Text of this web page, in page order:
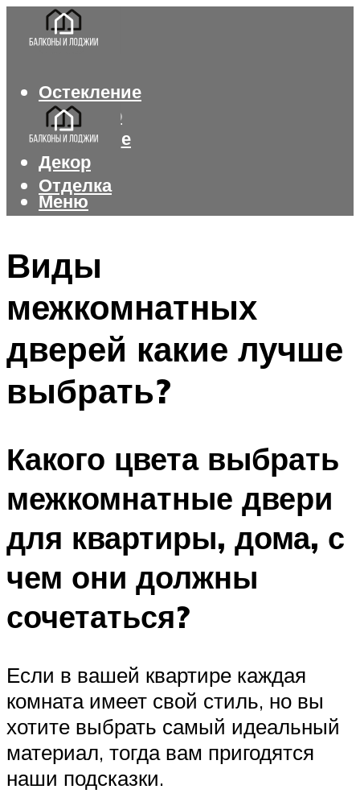
Остекление
Интерьер
Утепление
Декор
Отделка
Меню
Виды
межкомнатных
дверей какие лучше
выбрать?
Какого цвета выбрать
межкомнатные двери
для квартиры, дома, с
чем они должны
сочетаться?
Если в вашей квартире каждая
комната имеет свой стиль, но вы
хотите выбрать самый идеальный
материал, тогда вам пригодятся
наши подсказки.